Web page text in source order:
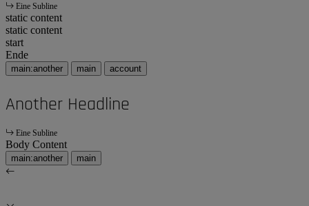
Eine Subline
static content
static content
start
Ende
main:another main account
Another Headline
Eine Subline
Body Content
main:another main